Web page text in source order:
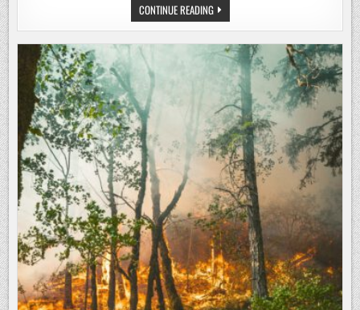
CONTINUE READINGDER
HEISSESTE S
OMMER? S
O W
ERDEN T
EMPERATUR-R
EKORDE G
EMESSEN